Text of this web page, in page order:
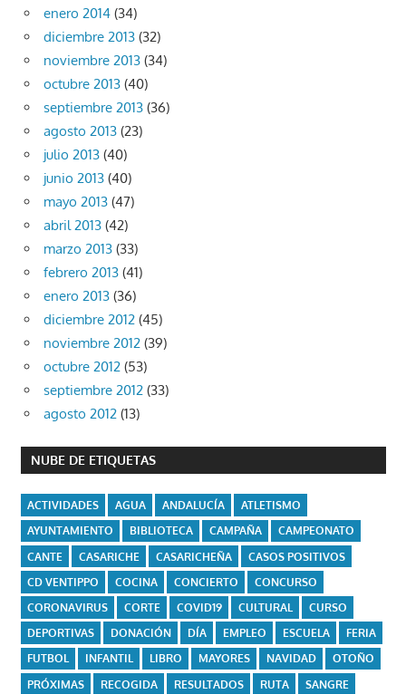
enero 2014 (34)
diciembre 2013 (32)
noviembre 2013 (34)
octubre 2013 (40)
septiembre 2013 (36)
agosto 2013 (23)
julio 2013 (40)
junio 2013 (40)
mayo 2013 (47)
abril 2013 (42)
marzo 2013 (33)
febrero 2013 (41)
enero 2013 (36)
diciembre 2012 (45)
noviembre 2012 (39)
octubre 2012 (53)
septiembre 2012 (33)
agosto 2012 (13)
NUBE DE ETIQUETAS
ACTIVIDADES AGUA ANDALUCÍA
ATLETISMO
AYUNTAMIENTO
BIBLIOTECA CAMPAÑA
CAMPEONATO
CANTE
CASARICHE CASARICHEÑA
CASOS POSITIVOS
CD VENTIPPO
COCINA CONCIERTO
CONCURSO
CORONAVIRUS
CORTE COVID19 CULTURAL
CURSO
DEPORTIVAS
DONACIÓN DÍA EMPLEO ESCUELA
FERIA
FUTBOL
INFANTIL LIBRO MAYORES NAVIDAD
OTOÑO
PRÓXIMAS
RECOGIDA RESULTADOS RUTA
SANGRE